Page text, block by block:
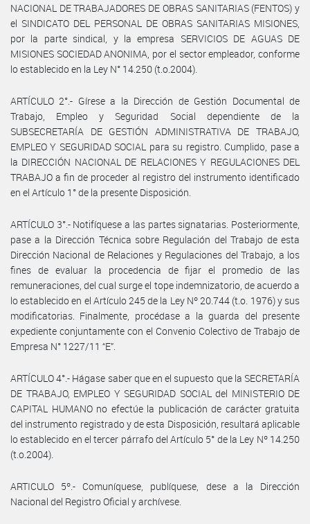
NACIONAL DE TRABAJADORES DE OBRAS SANITARIAS (FENTOS) y
el SINDICATO DEL PERSONAL DE OBRAS SANITARIAS MISIONES,
por la parte sindical, y la empresa SERVICIOS DE AGUAS DE
MISIONES SOCIEDAD ANONIMA, por el sector empleador, conforme
lo establecido en la Ley N° 14.250 (t.o.2004).
ARTÍCULO 2°.- Gírese a la Dirección de Gestión Documental de
Trabajo, Empleo y Seguridad Social dependiente de la
SUBSECRETARÍA DE GESTIÓN ADMINISTRATIVA DE TRABAJO,
EMPLEO Y SEGURIDAD SOCIAL para su registro. Cumplido, pase a
la DIRECCIÓN NACIONAL DE RELACIONES Y REGULACIONES DEL
TRABAJO a fin de proceder al registro del instrumento identificado
en el Artículo 1° de la presente Disposición.
ARTÍCULO 3°.- Notifíquese a las partes signatarias. Posteriormente,
pase a la Dirección Técnica sobre Regulación del Trabajo de esta
Dirección Nacional de Relaciones y Regulaciones del Trabajo, a los
fines de evaluar la procedencia de fijar el promedio de las
remuneraciones, del cual surge el tope indemnizatorio, de acuerdo a
lo establecido en el Artículo 245 de la Ley Nº 20.744 (t.o. 1976) y sus
modificatorias. Finalmente, procédase a la guarda del presente
expediente conjuntamente con el Convenio Colectivo de Trabajo de
Empresa N° 1227/11 “E”.
ARTÍCULO 4°.- Hágase saber que en el supuesto que la SECRETARÍA
DE TRABAJO, EMPLEO Y SEGURIDAD SOCIAL del MINISTERIO DE
CAPITAL HUMANO no efectúe la publicación de carácter gratuita
del instrumento registrado y de esta Disposición, resultará aplicable
lo establecido en el tercer párrafo del Artículo 5° de la Ley Nº 14.250
(t.o.2004).
ARTICULO 5º.- Comuníquese, publíquese, dese a la Dirección
Nacional del Registro Oficial y archívese.